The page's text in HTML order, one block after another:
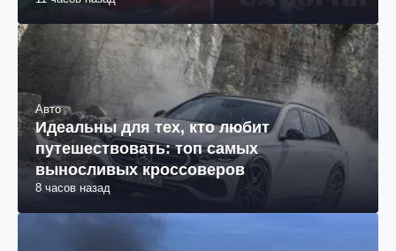
Авто
Идеальны для тех, кто любит
путешествовать: топ самых
выносливых кроссоверов
8 часов назад